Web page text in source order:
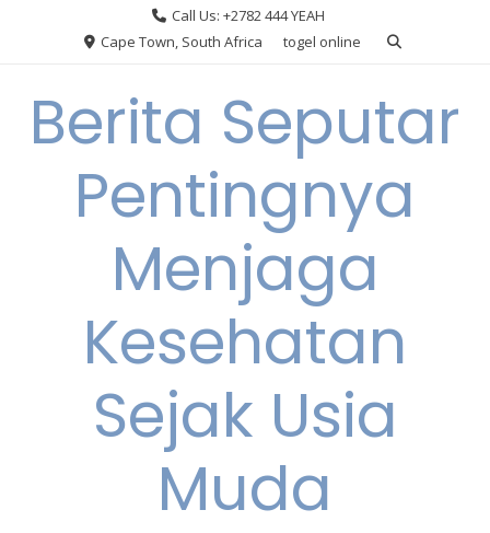
Call Us: +2782 444 YEAH
Cape Town, South Africa
togel online
Berita Seputar
Pentingnya
Menjaga
Kesehatan
Sejak Usia
Muda